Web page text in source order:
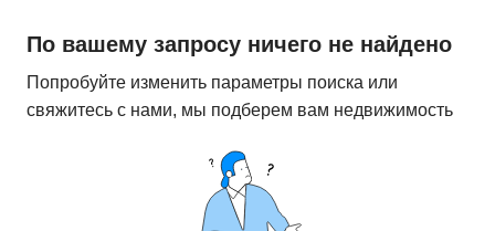
По вашему запросу ничего не найдено
Попробуйте изменить параметры поиска или
свяжитесь с нами, мы подберем вам недвижимость